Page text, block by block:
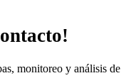
monitoreo y análisis de